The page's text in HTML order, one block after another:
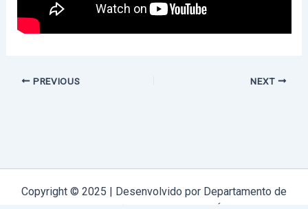
PREVIOUS NEXT
Copyright © 2025 | Desenvolvido por Departamento de